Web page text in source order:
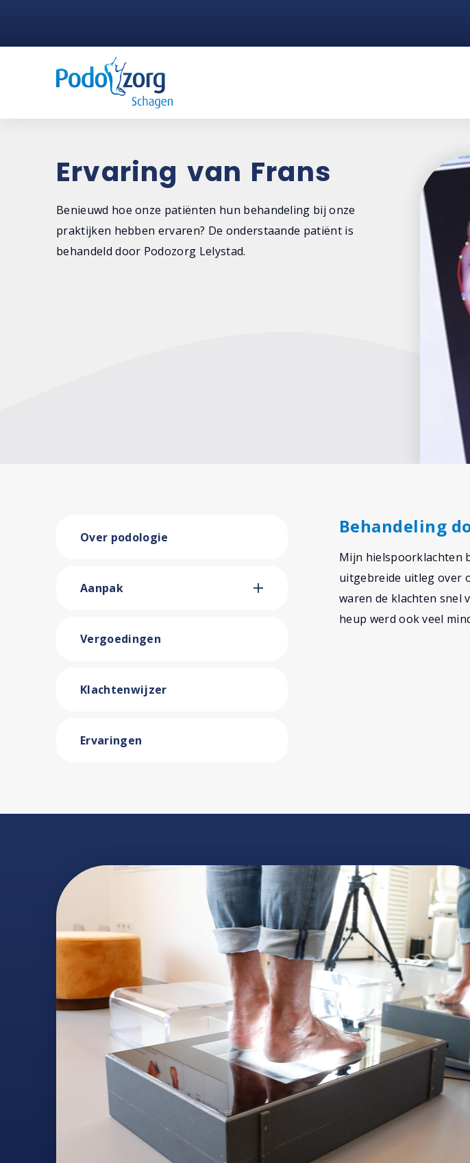
Ervaring van Frans
Benieuwd hoe onze patiënten hun behandeling bij onze
praktijken hebben ervaren? De onderstaande patiënt is
behandeld door Podozorg Lelystad.
Over podologie
Aanpak
Vergoedingen
Klachtenwijzer
Ervaringen
Behandeling
Mijn hielspoorklachten
uitgebreide uitleg over
waren de klachten snel
heup werd ook veel